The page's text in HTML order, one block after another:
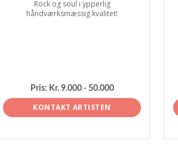
Rock og soul i ypperlig
håndværksmæssig kvalitet!
Pris: Kr. 9.000 - 50.000
KONTAKT ARTISTEN